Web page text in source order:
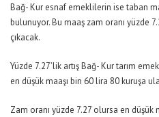
Bağ- Kur esnaf emeklilerin ise taban
bulunuyor. Bu maaş zam oranı yüzde
çıkacak.
Yüzde 7.27’lik artış Bağ- Kur tarım
en düşük maaşı bin 60 lira 80 kuruşa
Zam oranı yüzde 7.27 olursa en düşük